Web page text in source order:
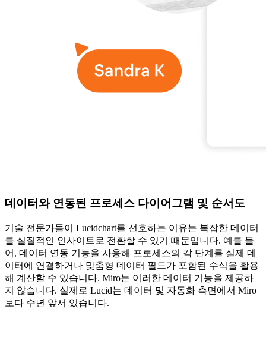
데이터와 연동된 프로세스 다이어그램 및 순서도
기술 전문가들이 Lucidchart를 선호하는 이유는 복잡한 데이터
를 실질적인 인사이트로 전환할 수 있기 때문입니다. 예를 들
어, 데이터 연동 기능을 사용해 프로세스의 각 단계를 실제 데
이터에 연결하거나 맞춤형 데이터 필드가 포함된 수식을 활용
해 계산할 수 있습니다. Miro는 이러한 데이터 기능을 제공하
지 않습니다. 실제로 Lucid는 데이터 및 자동화 측면에서 Miro
보다 수년 앞서 있습니다.